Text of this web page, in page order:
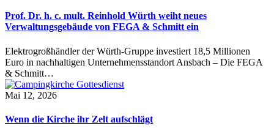
Prof. Dr. h. c. mult. Reinhold Würth weiht neues
Verwaltungsgebäude von FEGA & Schmitt ein
Elektrogroßhändler der Würth-Gruppe investiert 18,5 Millionen
Euro in nachhaltigen Unternehmensstandort Ansbach – Die FEGA
& Schmitt…
Mai 12, 2026
Wenn die Kirche ihr Zelt aufschlägt